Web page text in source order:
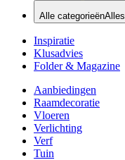
Alle categorieënAlles
Inspiratie
Klusadvies
Folder & Magazine
Aanbiedingen
Raamdecoratie
Vloeren
Verlichting
Verf
Tuin